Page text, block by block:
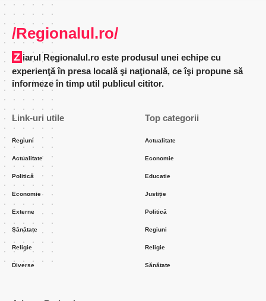
/Regionalul.ro/
Ziarul Regionalul.ro este produsul unei echipe cu
experienţă în presa locală şi naţională, ce îşi propune să
informeze în timp util publicul cititor.
Link-uri utile
Regiuni
Actualitate
Politică
Economie
Externe
Sănătate
Religie
Diverse
Top categorii
Actualitate
Economie
Educatie
Justiție
Politică
Regiuni
Religie
Sănătate